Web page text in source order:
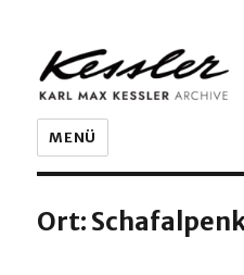
KARL MAX
MENÜ
Ort: